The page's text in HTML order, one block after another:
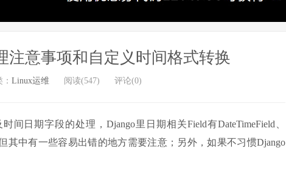
注意事项和自定义时间格式转换
Linux运维 阅读(547) 评论(0)
间日期字段的处理，Django里日期相关Field有DateTimeField、
其中有一些容易出错的地方需要注意；另外，如果不习惯Django